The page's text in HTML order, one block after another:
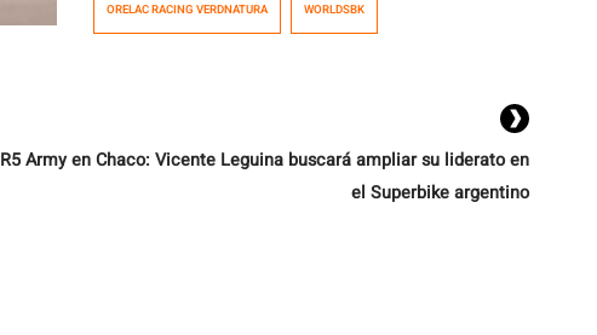
1 tuvo un abandono tras un encontronazo con otro
ORELAC RACING VERDNATURA WORLDSBK
R5 Army en Chaco: Vicente Leguina buscará ampliar su liderato en
el Superbike argentino